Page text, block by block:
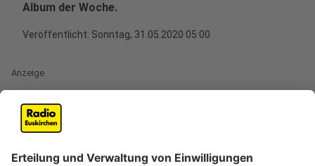
Album der Woche.
Veröffentlicht: Sonntag, 31.05.2020 05:00
Anzeige
Zurück zu den Wurzeln, ein bisschen - das scheint die
zurück zu ihrem extrem tanzbarenDance-Pop der